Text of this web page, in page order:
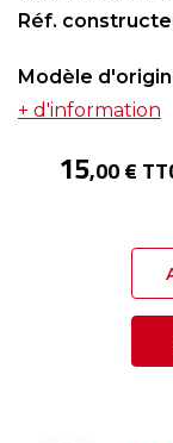
Réf.
Modèle
+ d'information
15,00 €